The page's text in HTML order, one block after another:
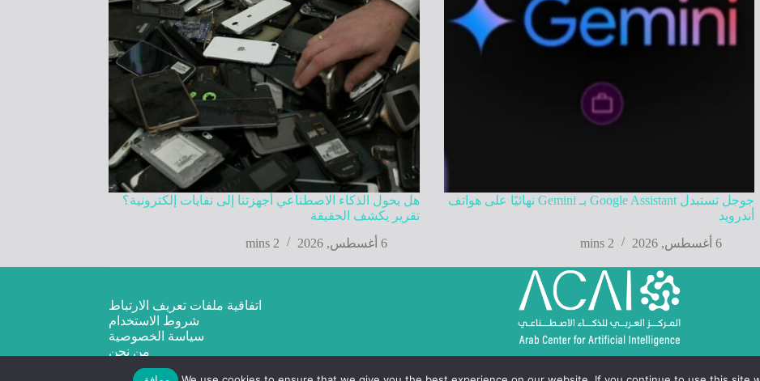
جوجل تستبدل Google Assistant بـ Gemini نهائيًا على هواتف
أندرويد
6 أغسطس, 2026
2 mins
هل يحول الذكاء الاصطناعي أجهزتنا إلى نفايات إلكترونية؟
تقرير يكشف الحقيقة
6 أغسطس, 2026
2 mins
اتفاقية ملفات تعريف الارتباط
شروط الاستخدام
سياسة الخصوصية
من نحن